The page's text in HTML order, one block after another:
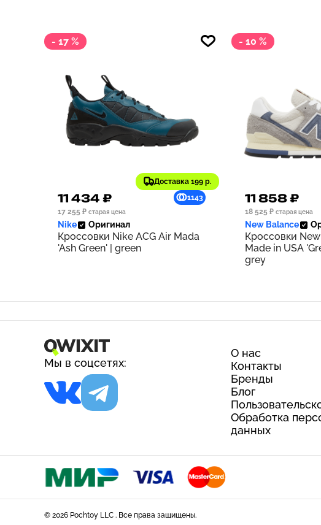
- 17 %
Доставка 199 р.
11 434 ₽
1143
17 255 ₽ старая цена
Nike Оригинал
Кроссовки Nike ACG Air Mada
'Ash Green' | green
- 10 %
11 858 ₽
18 525 ₽ старая цена
New Balance
Кроссовки
Made in USA
grey
Мы в соцсетях:
О нас
Контакты
Бренды
Блог
Обработка
данных
© 2026 Pochtoy LLC . Все права защищены.